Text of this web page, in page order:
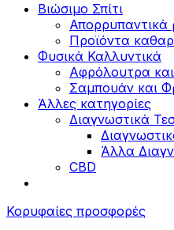
Βιώσιμο Σπίτι
Προϊόντα
Φυσικά Καλλυντικά
Αφρόλουτρα
Σαμπουάν και
Άλλες κατηγορίες
Διαγνωστικά
Άλλα
CBD
Κορυφαίες προσφορές